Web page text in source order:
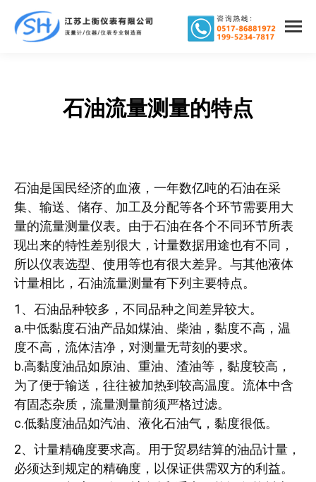
石油流量测量的特点
您在这里：
石油是国民经济的血液，一年数亿吨的石油在采
集、输送、储存、加工及分配等各个环节需要用大
量的流量测量仪表。由于石油在各个不同环节所表
现出来的特性差别很大，计量数据用途也有不同，
所以仪表选型、使用等也有很大差异。与其他液体
计量相比，石油流量测量有下列主要特点。
1、石油品种较多，不同品种之间差异较大。
a.中低黏度石油产品如煤油、柴油，黏度不高，温
度不高，流体洁净，对测量无苛刻的要求。
b.高黏度油品如原油、重油、渣油等，黏度较高，
为了便于输送，往往被加热到较高温度。流体中含
有固态杂质，流量测量前须严格过滤。
c.低黏度油品如汽油、液化石油气，黏度很低。
2、计量精确度要求高。用于贸易结算的油品计量，
必须达到规定的精确度，以保证供需双方的利益。